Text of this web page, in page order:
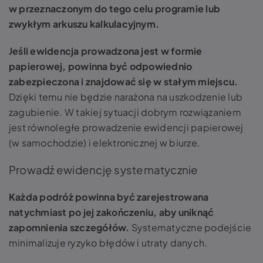
w przeznaczonym do tego celu programie lub
zwykłym arkuszu kalkulacyjnym.
Jeśli ewidencja prowadzona jest w formie
papierowej, powinna być odpowiednio
zabezpieczona i znajdować się w stałym miejscu.
Dzięki temu nie będzie narażona na uszkodzenie lub
zagubienie. W takiej sytuacji dobrym rozwiązaniem
jest równoległe prowadzenie ewidencji papierowej
(w samochodzie) i elektronicznej w biurze.
Prowadź ewidencję systematycznie
Każda podróż powinna być zarejestrowana
natychmiast po jej zakończeniu, aby uniknąć
zapomnienia szczegółów. Systematyczne podejście
minimalizuje ryzyko błędów i utraty danych​.